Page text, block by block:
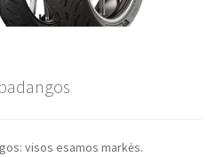
visos esamos markės.